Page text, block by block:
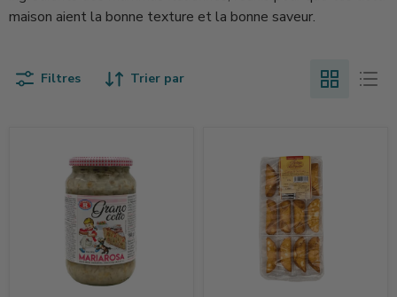
maison aient la bonne texture et la bonne saveur.
Filtres Trier par